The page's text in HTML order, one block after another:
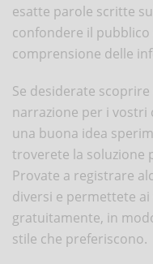
esatte parole scritte
confondere il
comprensione delle
Se desiderate
narrazione per i vostri
una buona idea
troverete la soluzione
Provate a registrare
diversi e permettete
gratuitamente, in
stile che preferiscono.